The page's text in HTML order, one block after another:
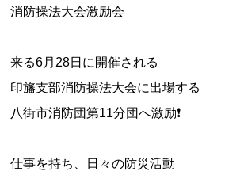
消防操法大会激励会
来る6月28日に開催される
印旛支部消防操法大会に出場する
八街市消防団第11分団へ激励❗️
仕事を持ち、日々の防災活動